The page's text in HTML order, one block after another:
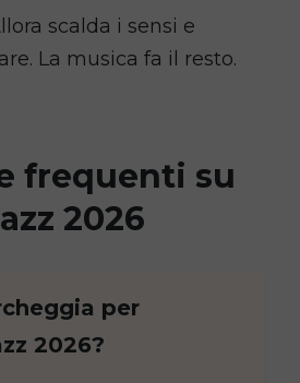
scalda i sensi e
La musica fa il resto.
frequenti su
2026
per
2026?